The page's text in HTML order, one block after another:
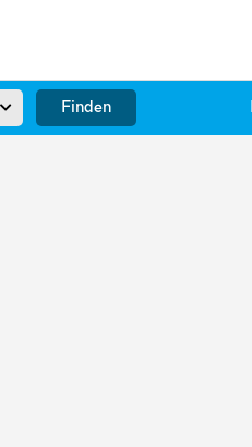
Finden